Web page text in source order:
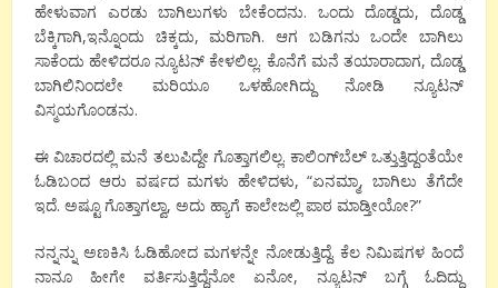
ಹೇಳುವಾಗ ಎರಡು ಬಾಗಿಲುಗಳು ಬೇಕೆಂದನು. ಒಂದು ದೊಡ್ಡದು, ದೊಡ್ಡ
ಬೆಕ್ಕಿಗಾಗಿ,ಇನ್ನೊಂದು ಚಿಕ್ಕದು, ಮರಿಗಾಗಿ. ಆಗ ಬಡಿಗನು ಒಂದೇ ಬಾಗಿಲು
ಸಾಕೆಂದು ಹೇಳಿದರೂ ನ್ಯೂಟನ್ ಕೇಳಲಿಲ್ಲ. ಕೊನೆಗೆ ಮನೆ ತಯಾರಾದಾಗ, ದೊಡ್ಡ
ಬಾಗಿಲಿನಿಂದಲೇ ಮರಿಯೂ ಒಳಹೋಗಿದ್ದು ನೋಡಿ ನ್ಯೂಟನ್
ವಿಸ್ಮಯಗೊಂಡನು.
ಈ ವಿಚಾರದಲ್ಲಿ ಮನೆ ತಲುಪಿದ್ದೇ ಗೊತ್ತಾಗಲಿಲ್ಲ. ಕಾಲಿಂಗ್‍ಬೆಲ್ ಒತ್ತುತ್ತಿದ್ದಂತೆಯೇ
ಓಡಿಬಂದ ಆರು ವರ್ಷದ ಮಗಳು ಹೇಳಿದಳು, “ಏನಮ್ಮಾ, ಬಾಗಿಲು ತೆಗೆದೇ
ಇದೆ. ಅಷ್ಟೂ ಗೊತ್ತಾಗಲ್ವಾ, ಅದು ಹ್ಯಾಗೆ ಕಾಲೇಜಲ್ಲಿ ಪಾಠ ಮಾಡ್ತೀಯೋ?”
ನನ್ನನ್ನು ಅಣಕಿಸಿ ಓಡಿಹೋದ ಮಗಳನ್ನೇ ನೋಡುತ್ತಿದ್ದೆ. ಕೆಲ ನಿಮಿಷಗಳ ಹಿಂದೆ
ನಾನೂ ಹೀಗೇ ವರ್ತಿಸುತ್ತಿದ್ದೆನೋ ಏನೋ, ನ್ಯೂಟನ್ ಬಗ್ಗೆ ಓದಿದ್ದು